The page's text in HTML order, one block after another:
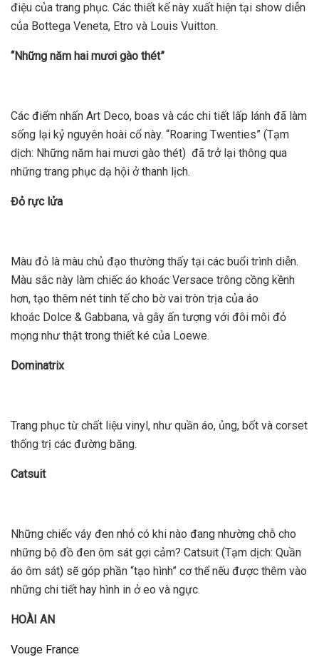
điệu của trang phục. Các thiết kế này xuất hiện tại show diễn
của Bottega Veneta, Etro và Louis Vuitton.
“Những năm hai mươi gào thét”
Các điểm nhấn Art Deco, boas và các chi tiết lấp lánh đã làm
sống lại kỷ nguyên hoài cổ này. “Roaring Twenties” (Tạm
dịch: Những năm hai mươi gào thét) đã trở lại thông qua
những trang phục dạ hội ở thanh lịch.
Đỏ rực lửa
Màu đỏ là màu chủ đạo thường thấy tại các buổi trình diễn.
Màu sắc này làm chiếc áo khoác Versace trông cồng kềnh
hơn, tạo thêm nét tinh tế cho bờ vai tròn trịa của áo
khoác Dolce & Gabbana, và gây ấn tượng với đôi môi đỏ
mọng như thật trong thiết ké của Loewe.
Dominatrix
Trang phục từ chất liệu vinyl, như quần áo, ủng, bốt và corset
thống trị các đường băng.
Catsuit
Những chiếc váy đen nhỏ có khi nào đang nhường chỗ cho
những bộ đồ đen ôm sát gợi cảm? Catsuit (Tạm dịch: Quần
áo ôm sát) sẽ góp phần “tạo hình” cơ thể nếu được thêm vào
những chi tiết hay hình in ở eo và ngực.
HOÀI AN
Vouge France